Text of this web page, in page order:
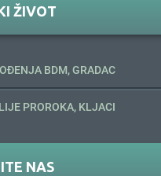
ŽIVOT
BDM, GRADAC
PROROKA, KLJACI
NAS